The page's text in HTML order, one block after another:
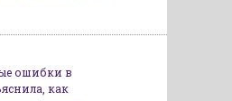
ошибки в
как